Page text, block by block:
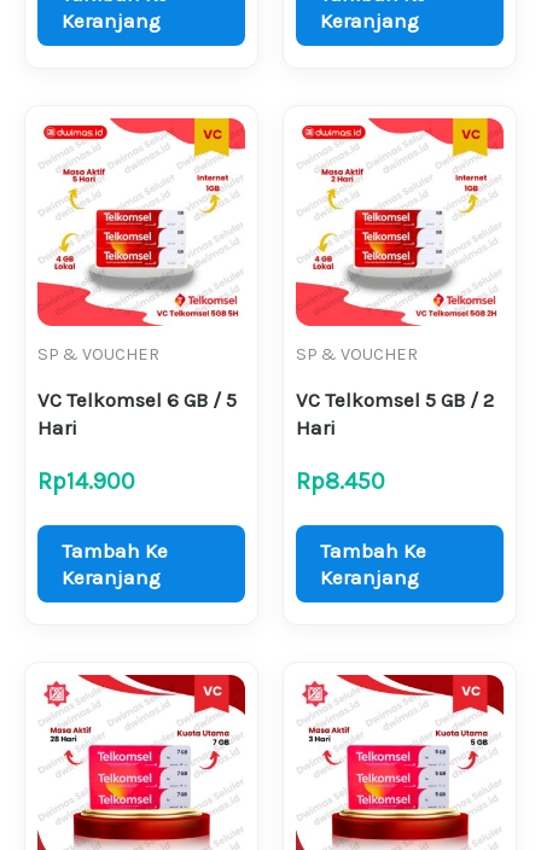
Keranjang
Keranjang
SP & VOUCHER
VC Telkomsel 6 GB / 5
Hari
Rp14.900
Tambah Ke
Keranjang
SP & VOUCHER
VC Telkomsel 5 GB / 2
Hari
Rp8.450
Tambah Ke
Keranjang